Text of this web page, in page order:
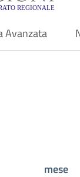
-
Avanzata
mese